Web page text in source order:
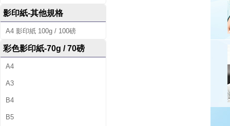
影印紙-其他規格
A4 影印紙 100g / 100磅
彩色影印紙-70g / 70磅
A4
A3
B4
B5